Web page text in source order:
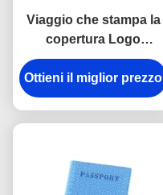
Viaggio che stampa la
copertura Logo
Personalised Passport
Wallet impresso cuoio
del passaporto
Ottieni il miglior prezzo